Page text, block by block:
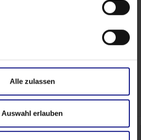
Alle zulassen
Auswahl erlauben
Process.Science offre il massimo
il tuo appuntamento